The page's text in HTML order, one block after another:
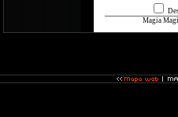
Magia